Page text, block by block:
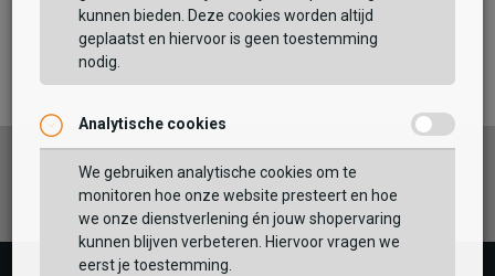
TOEVOEGEN AAN WINKELTAS
GEBRUIK MIJN LOCATIE
Zoek op postcode of gebruik jouw locatie om de
voorraad in een van onze winkels te bekijken.
BEKIJK WINKELTAS
VERDER WINKELEN
Vaak samen gekocht met
FacebookInstagramPinterest
kunnen bieden. Deze cookies worden altijd
geplaatst en hiervoor is geen toestemming
nodig.
Analytische cookies
We gebruiken analytische cookies om te
monitoren hoe onze website presteert en hoe
we onze dienstverlening én jouw shopervaring
kunnen blijven verbeteren. Hiervoor vragen we
eerst je toestemming.